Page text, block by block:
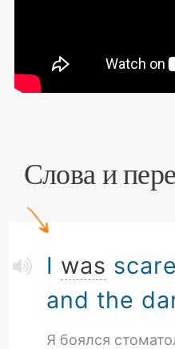
Слова и
I was
and the
Я боялся